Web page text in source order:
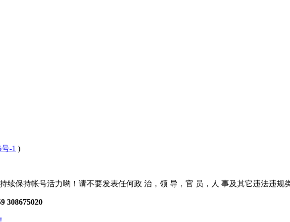
-1 )
续保持帐号活力哟！请不要发表任何政 治，领 导，官 员，人 事及其它违法违规
308675020